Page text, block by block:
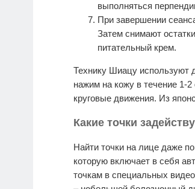
выполняться
При завершении
Затем снимают
питательный крем.
Технику Шиацу используют
нажим на кожу в течение 1-
круговые движения. Из
Какие точки
Найти точки на лице даже
которую включает в себя
точкам в специальных